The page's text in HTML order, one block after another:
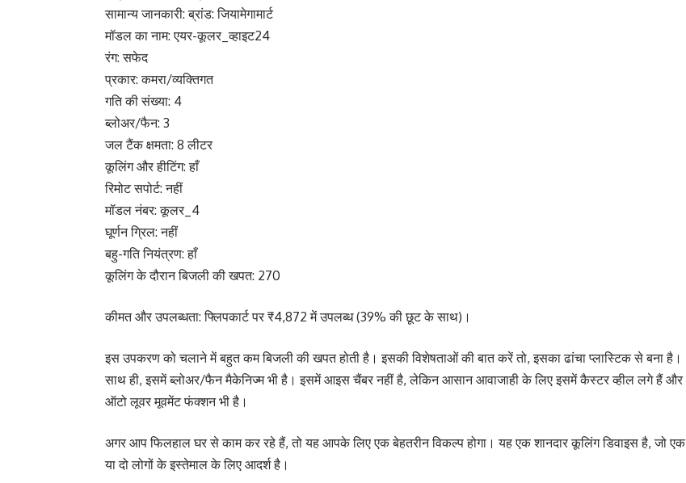
सामान्य जानकारी: ब्रांड: जियामेगामार्ट
मॉडल का नाम: एयर-कूलर_व्हाइट24
रंग: सफेद
प्रकार: कमरा/व्यक्तिगत
गति की संख्या: 4
ब्लोअर/फैन: 3
जल टैंक क्षमता: 8 लीटर
कूलिंग और हीटिंग: हाँ
रिमोट सपोर्ट: नहीं
मॉडल नंबर: कूलर_4
घूर्णन ग्रिल: नहीं
बहु-गति नियंत्रण: हाँ
कूलिंग के दौरान बिजली की खपत: 270
कीमत और उपलब्धता: फ्लिपकार्ट पर ₹4,872 में उपलब्ध (39% की छूट के साथ)।
इस उपकरण को चलाने में बहुत कम बिजली की खपत होती है। इसकी विशेषताओं की बात करें तो, इसका ढांचा प्लास्टिक से बना है।
साथ ही, इसमें ब्लोअर/फैन मैकेनिज्म भी है। इसमें आइस चैंबर नहीं है, लेकिन आसान आवाजाही के लिए इसमें कैस्टर व्हील लगे हैं और
ऑटो लूवर मूवमेंट फंक्शन भी है।
अगर आप फिलहाल घर से काम कर रहे हैं, तो यह आपके लिए एक बेहतरीन विकल्प होगा। यह एक शानदार कूलिंग डिवाइस है, जो एक
या दो लोगों के इस्तेमाल के लिए आदर्श है।